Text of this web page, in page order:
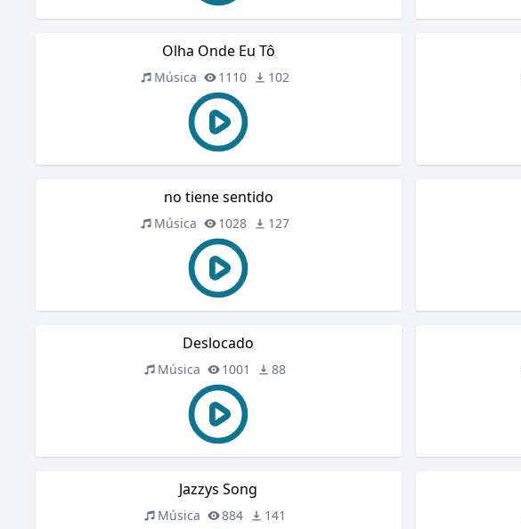
Olha Onde Eu Tô
Música 1110 102
no tiene sentido
Música 1028 127
Deslocado
Música 1001 88
Jazzys Song
Música 884 141